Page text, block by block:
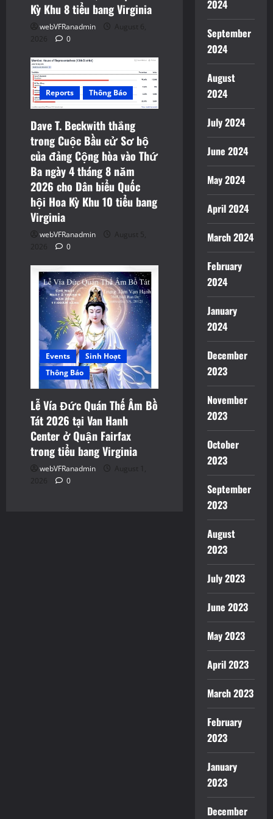
Kỳ Khu 8 tiểu bang Virginia
webVFRanadmin
August 6,
2026
0
Reports Thông Báo
Dave T. Beckwith thắng
trong Cuộc Bầu cử Sơ bộ
của đảng Cộng hòa vào Thứ
Ba ngày 4 tháng 8 năm
2026 cho Dân biểu Quốc
hội Hoa Kỳ Khu 10 tiểu bang
Virginia
webVFRanadmin
August 5,
2026
0
Events
Sinh Hoạt
Thông Báo
Lễ Vía Đức Quán Thế Âm Bồ
Tát 2026 tại Van Hanh
Center ở Quận Fairfax
trong tiểu bang Virginia
webVFRanadmin
August 1,
2026
0
2024
September
2024
August
2024
July 2024
June 2024
May 2024
April 2024
March 2024
February
2024
January
2024
December
2023
November
2023
October
2023
September
2023
August
2023
July 2023
June 2023
May 2023
April 2023
March 2023
February
2023
January
2023
December